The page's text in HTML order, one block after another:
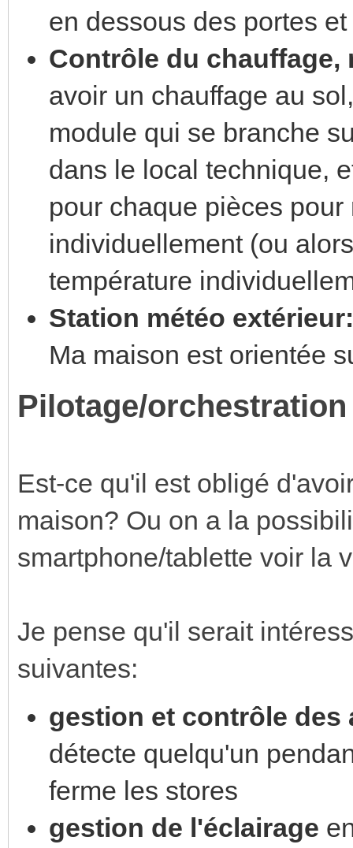
en dessous des portes
Contrôle du chauffage,
avoir un chauffage au
module qui se branche
dans le local technique,
pour chaque pièces
individuellement (ou
température
Station météo extérieur:
Ma maison est orientée
Pilotage/
Est-ce qu'il est obligé
maison? Ou on a la
smartphone/tablette voir la
Je pense qu'il serait
suivantes:
gestion et contrôle des
détecte quelqu'un
ferme les stores
gestion de l'éclairage